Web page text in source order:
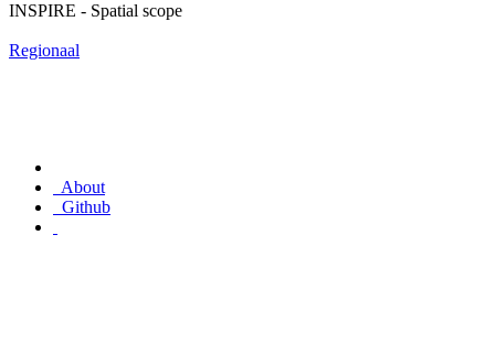
INSPIRE - Spatial scope
Regionaal
About
Github